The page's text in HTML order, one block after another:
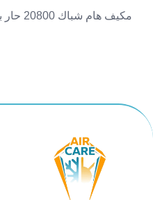
مكيف هام شباك 20800 حار بارد